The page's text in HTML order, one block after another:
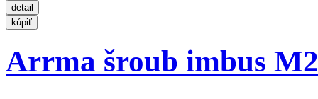
Arrma šroub imbus